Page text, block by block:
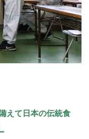
えて日本の伝統食